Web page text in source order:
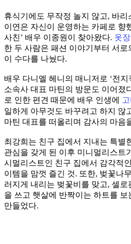
휴식기에도 무작정 놀지 않고, 바
이연은 자신이 운영하는 카페로 향
사친’ 배우 이종원이 찾아왔다. 옷장
한 두 사람은 패션 이야기부터 서
이 수다를 나눴다.
배우 다니엘 헤니의 매니저로 ‘전
소속사 대표 마틴의 방문도 이어졌
로 인한 편견 때문에 배우 인생에 고
일하게 아무것도 바꾸려고 하지 않
마틴 대표를 떠올리며 감사의 마음
최강희는 친구 집에서 지내는 특별
관심을 갖게 된 이후 미니멀리스트
시멀리스트인 친구 집에서 감각적
이템을 맘껏 즐긴 것. 또한, 벚꽃나
러지게 내리는 벚꽃비를 맞고, 셀로
을 쓰고 햇살에 반짝이는 하트를
만들었다.